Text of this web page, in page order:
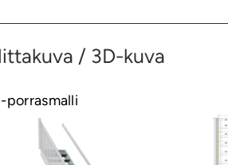
/ 3D-kuva
porrasmalli